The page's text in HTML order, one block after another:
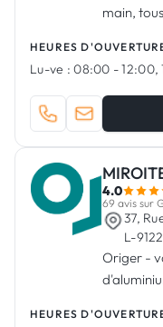
main,
HEURES
Lu-ve : 08:00 - 12:00,
4.0
69 avis sur
37,
L-
Origer -
HEURES